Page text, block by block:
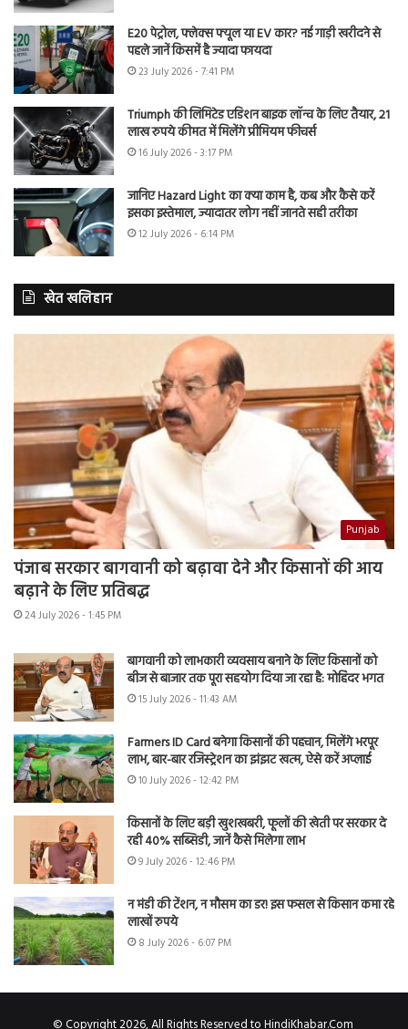
E20 पेट्रोल, फ्लेक्स फ्यूल या EV कार? नई गाड़ी खरीदने से
पहले जानें किसमें है ज्यादा फायदा
23 July 2026 - 7:41 PM
Triumph की लिमिटेड एडिशन बाइक लॉन्च के लिए तैयार, 21
लाख रुपये कीमत में मिलेंगे प्रीमियम फीचर्स
16 July 2026 - 3:17 PM
जानिए Hazard Light का क्या काम है, कब और कैसे करें
इसका इस्तेमाल, ज्यादातर लोग नहीं जानते सही तरीका
12 July 2026 - 6:14 PM
खेत खलिहान
Punjab
पंजाब सरकार बागवानी को बढ़ावा देने और किसानों की आय
बढ़ाने के लिए प्रतिबद्ध
24 July 2026 - 1:45 PM
बागवानी को लाभकारी व्यवसाय बनाने के लिए किसानों को
बीज से बाजार तक पूरा सहयोग दिया जा रहा है: मोहिंदर भगत
15 July 2026 - 11:43 AM
Farmers ID Card बनेगा किसानों की पहचान, मिलेंगे भरपूर
लाभ, बार-बार रजिस्ट्रेशन का झंझट खत्म, ऐसे करें अप्लाई
10 July 2026 - 12:42 PM
किसानों के लिए बड़ी खुशखबरी, फूलों की खेती पर सरकार दे
रही 40% सब्सिडी, जानें कैसे मिलेगा लाभ
9 July 2026 - 12:46 PM
न मंडी की टेंशन, न मौसम का डर! इस फसल से किसान कमा रहे
लाखों रुपये
8 July 2026 - 6:07 PM
© Copyright 2026, All Rights Reserved to HindiKhabar.Com